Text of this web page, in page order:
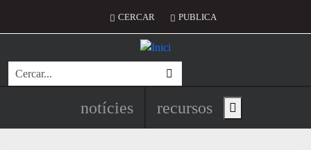
Menú del compte d'usuari
CERCAR PUBLICA
Cerca
Navegació principal de
notícies recursos Show main menu